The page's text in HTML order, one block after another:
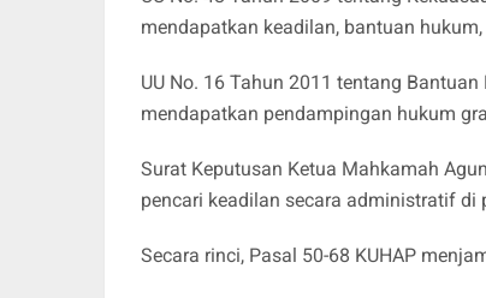
mendapatkan keadilan, bantuan
UU No. 16 Tahun 2011 tentang
mendapatkan pendampingan hukum
Surat Keputusan Ketua Mahkamah
pencari keadilan secara administratif di
Secara rinci, Pasal 50-68 KUHAP